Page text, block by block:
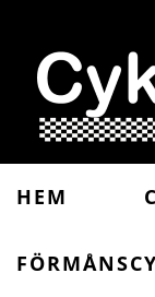
HEM